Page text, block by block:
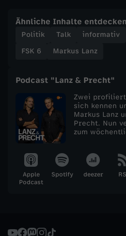
v
o
m
2
3
.
O
t
Ähnliche Inhalte entdecken
Politik Talk informativ
FSK 6
Markus Lanz
Podcast "Lanz & Precht"
Zwei
sich kennen
Markus Lanz
Precht. Nun
zum
Apple
Podcast
Spotify deezer